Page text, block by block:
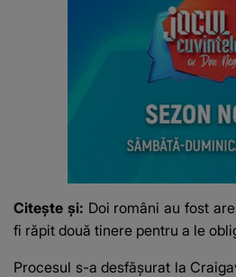
Citește și: Doi români au fost
fi răpit două tinere pentru a le
Procesul s-a desfășurat la